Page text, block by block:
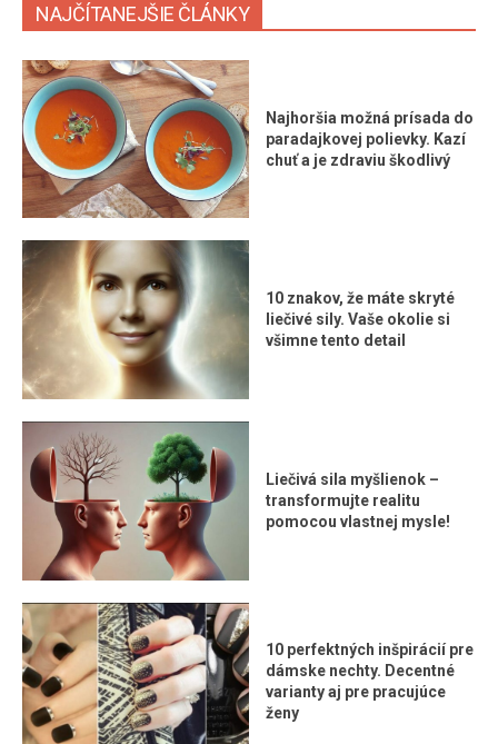
NAJČÍTANEJŠIE ČLÁNKY
Najhoršia možná prísada do
paradajkovej polievky. Kazí
chuť a je zdraviu škodlivý
10 znakov, že máte skryté
liečivé sily. Vaše okolie si
všimne tento detail
Liečivá sila myšlienok –
transformujte realitu
pomocou vlastnej mysle!
10 perfektných inšpirácií pre
dámske nechty. Decentné
varianty aj pre pracujúce
ženy